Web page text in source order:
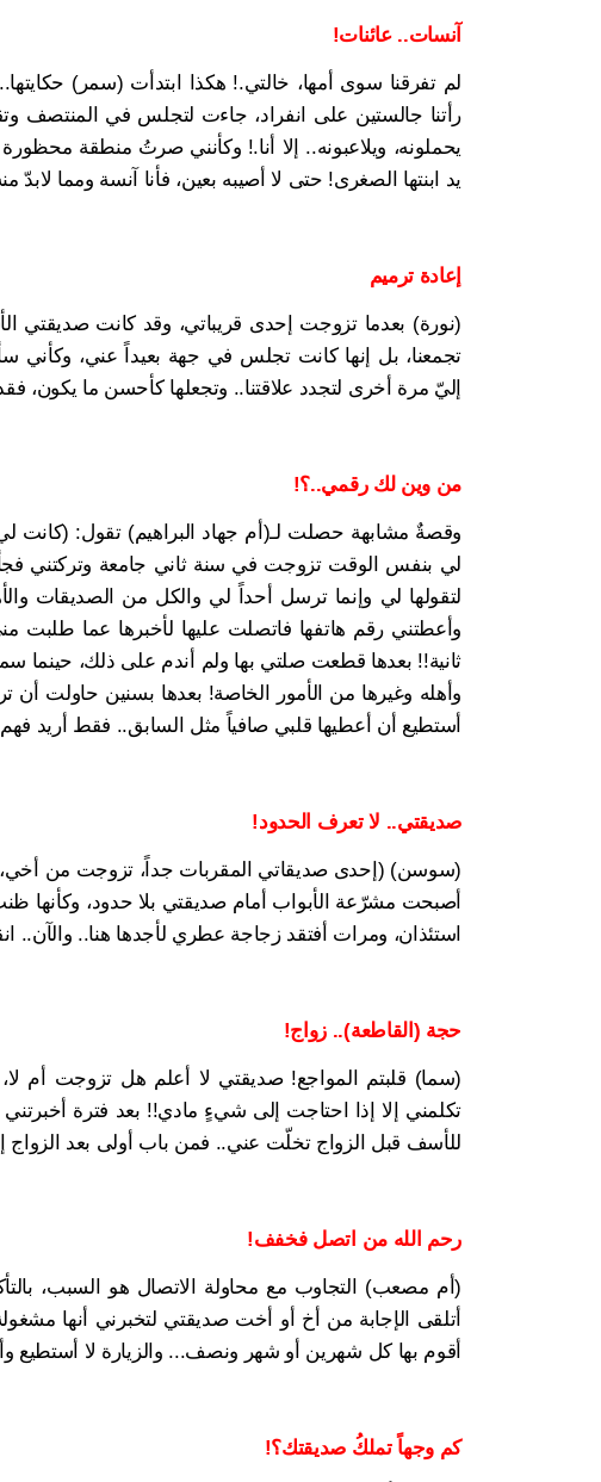
آنسات.. عائنات!
لم تفرقنا سوى أمها، خالتي.! هكذا ابتدأت (سمر)
رأتنا جالستين على انفراد، جاءت لتجلس في المنتصف
يحملونه، ويلاعبونه.. إلا أنا.! وكأنني صرتُ منطقة
يد ابنتها الصغرى! حتى لا أصيبه بعين، فأنا آنسة ومما
إعادة ترميم
(نورة) بعدما تزوجت إحدى قريباتي، وقد كانت
تجمعنا، بل إنها كانت تجلس في جهة بعيداً عني، وكأني
إليّ مرة أخرى لتجدد علاقتنا.. وتجعلها كأحسن ما يكون،
من وين لك رقمي..؟!
وقصةٌ مشابهة حصلت لـ(أم جهاد البراهيم) تقول: (كانت لي
لي بنفس الوقت تزوجت في سنة ثاني جامعة وتركتني
لتقولها لي وإنما ترسل أحداً لي والكل من الصديقات
وأعطتني رقم هاتفها فاتصلت عليها لأخبرها عما
ثانية!! بعدها قطعت صلتي بها ولم أندم على ذلك، حينما
وأهله وغيرها من الأمور الخاصة! بعدها بسنين حاولت
أستطيع أن أعطيها قلبي صافياً مثل السابق.. فقط أريد فهم
صديقتي.. لا تعرف الحدود!
(سوسن) (إحدى صديقاتي المقربات جداً، تزوجت من أخي،
أصبحت مشرّعة الأبواب أمام صديقتي بلا حدود، وكأنها
استئذان، ومرات أفتقد زجاجة عطري لأجدها هنا.. والآن..
حجة (القاطعة).. زواج!
(سما) قلبتم المواجع! صديقتي لا أعلم هل تزوجت أم
تكلمني إلا إذا احتاجت إلى شيءٍ مادي!! بعد فترة
للأسف قبل الزواج تخلّت عني.. فمن باب أولى بعد
رحم الله من اتصل فخفف!
(أم مصعب) التجاوب مع محاولة الاتصال هو السبب،
أتلقى الإجابة من أخ أو أخت صديقتي لتخبرني أنها
أقوم بها كل شهرين أو شهر ونصف... والزيارة لا أستطيع
كم وجهاً تملكُ صديقتك؟!